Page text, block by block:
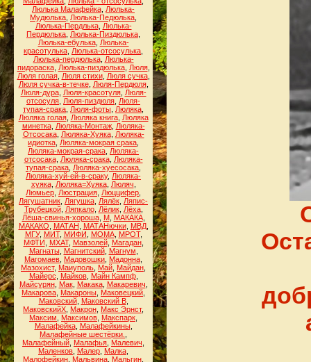
Люлька Малафейка Люлька-
Мудюлька Люлька-Педюлька
Люлька-Пердлька, Люлька-
Пердюлька Люлька-Пиздюлька
Люлька-ебулька, Люлька-
красотулька Люлька-отсосулька
Люлька-пердюлька, Люлька-
пидораска, Люлька-пиздюлька, Люля,
Люля голая, Люля стихи, Люля сучка,
Люля сучка-в-течке, Люля-Пердюля,
Люля-дура, Люля-красотуля, Люля-
отсосуля Люля-пиздюля Люля-
тупая-срака Люля-фоты Люляка
Люляка голая, Люляка книга, Люляка
минетка, Люляка-Монтаж, Люляка-
Отсосака, Люляка-Хуяка, Люляка-
идиотка Люляка-мокрая срака
Люляка-мокрая-срака Люляка-
отсосака, Люляка-срака, Люляка-
тупая-срака Люляка-хуесосака
Люляка-хуй-ей-в-сраку, Люляка-
хуяка, Люляка=Хуяка, Люляч
Люмьер Люстрация Люццифер
Лягушатник Лягушка Лялёк Ляпис-
Трубецкой, Ляпкало, Лёлик, Лёха,
Лёша-свинья-хороша, М, МАКАКА,
МАКАКО
МАТАН МАТАНючки, МВД,
МГУ, МИТ, МИФИ МОМА, МРОТ,
МФТИ
МХАТ, Мавзолей, Магадан,
Магнаты, Магнитский, Магнум
Магомаев Мадовошки Мадонна
Мазохист, Маиуполь Май Майдан
Майерс
Майков, Майн Кампф,
Майсурян, Мак, Макака, Макаревич
Макарова Макароны Маковецкий
Маковский, Маковский В,
МаковскийХ Макрон Макс Эрнст,
Максим
Максимов Макспарк
Малафейка, Малафейкины,
Малафейные шестёрки.
Малафейный Малафья Малевич
Маленков Малер Малка
Малофейкин Мальвина Мальгин